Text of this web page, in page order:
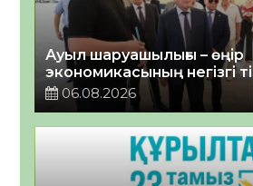
Ауыл шаруашылығы – өңір
экономикасының негізгі
06.08.2026